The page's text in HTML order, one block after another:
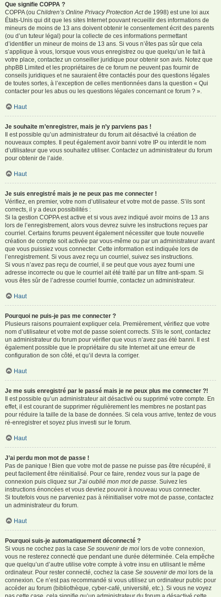
Que signifie COPPA ?
COPPA (ou Children’s Online Privacy Protection Actde 1998) est une loi aux
États-Unis qui dit que les sites Internet pouvant recueillir des informations de
mineurs de moins de 13 ans doivent obtenir le consentement écrit des parents
(ou d’un tuteur légal) pour la collecte de ces informations permettant
d’identifier un mineur de moins de 13 ans. Si vous n’êtes pas sûr que cela
s’applique à vous, lorsque vous vous enregistrez ou que quelqu’un le fait à
votre place, contactez un conseiller juridique pour obtenir son avis. Notez que
phpBB Limited et les propriétaires de ce forum ne peuvent pas fournir de
conseils juridiques et ne sauraient être contactés pour des questions légales
de toutes sortes, à l’exception de celles mentionnées dans la question « Qui
contacter pour les abus ou les questions légales concernant ce forum ? ».
Haut
Je souhaite m’enregistrer, mais je n’y parviens pas !
Il est possible qu’un administrateur du forum ait désactivé la création de
nouveaux comptes. Il peut également avoir banni votre IP ou interdit le nom
d’utilisateur que vous souhaitez utiliser. Contactez un administrateur du forum
pour obtenir de l’aide.
Haut
Je suis enregistré mais je ne peux pas me connecter !
Vérifiez, en premier, votre nom d’utilisateur et votre mot de passe. S’ils sont
corrects, il y a deux possibilités :
Si la gestion COPPA est active et si vous avez indiqué avoir moins de 13 ans
lors de l’enregistrement, alors vous devrez suivre les instructions reçues par
courriel. Certains forums peuvent également nécessiter que toute nouvelle
création de compte soit activée par vous-même ou par un administrateur avant
que vous puissiez vous connecter. Cette information est indiquée lors de
l’enregistrement. Si vous avez reçu un courriel, suivez ses instructions.
Si vous n’avez pas reçu de courriel, il se peut que vous ayez fourni une
adresse incorrecte ou que le courriel ait été traité par un filtre anti-spam. Si
vous êtes sûr de l’adresse courriel fournie, contactez un administrateur.
Haut
Pourquoi ne puis-je pas me connecter ?
Plusieurs raisons pourraient expliquer cela. Premièrement, vérifiez que votre
nom d’utilisateur et votre mot de passe soient corrects. S’ils le sont, contactez
un administrateur du forum pour vérifier que vous n’avez pas été banni. Il est
également possible que le propriétaire du site Internet ait une erreur de
configuration de son côté, et qu’il devra la corriger.
Haut
Je me suis enregistré par le passé mais je ne peux plus me connecter ?!
Il est possible qu’un administrateur ait désactivé ou supprimé votre compte. En
effet, il est courant de supprimer régulièrement les membres ne postant pas
pour réduire la taille de la base de données. Si cela vous arrive, tentez de vous
ré-enregistrer et soyez plus investi sur le forum.
Haut
J’ai perdu mon mot de passe !
Pas de panique ! Bien que votre mot de passe ne puisse pas être récupéré, il
peut facilement être réinitialisé. Pour ce faire, rendez vous sur la page de
connexion puis cliquez sur J’ai oublié mon mot de passe . Suivez les
instructions énoncées et vous devriez pouvoir à nouveau vous connecter.
Si toutefois vous ne parveniez pas à réinitialiser votre mot de passe, contactez
un administrateur du forum.
Haut
Pourquoi suis-je automatiquement déconnecté ?
Si vous ne cochez pas la case Se souvenir de moi lors de votre connexion,
vous ne resterez connecté que pendant une durée déterminée. Cela empêche
que quelqu’un d’autre utilise votre compte à votre insu en utilisant le même
ordinateur. Pour rester connecté, cochez la case Se souvenir de moi lors de la
connexion. Ce n’est pas recommandé si vous utilisez un ordinateur public pour
accéder au forum (bibliothèque, cyber-café, université, etc.). Si vous ne voyez